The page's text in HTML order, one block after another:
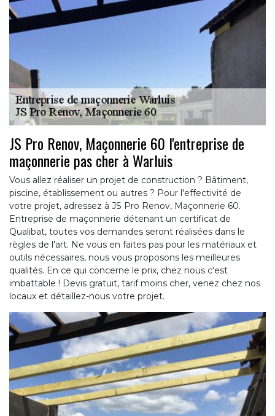
JS Pro Renov, Maçonnerie 60 l'entreprise de
maçonnerie pas cher à Warluis
Vous allez réaliser un projet de construction ? Bâtiment,
piscine, établissement ou autres ? Pour l'effectivité de
votre projet, adressez à JS Pro Renov, Maçonnerie 60.
Entreprise de maçonnerie détenant un certificat de
Qualibat, toutes vos demandes seront réalisées dans le
règles de l'art. Ne vous en faites pas pour les matériaux et
outils nécessaires, nous vous proposons les meilleures
qualités. En ce qui concerne le prix, chez nous c'est
imbattable ! Devis gratuit, tarif moins cher, venez chez nos
locaux et détaillez-nous votre projet.